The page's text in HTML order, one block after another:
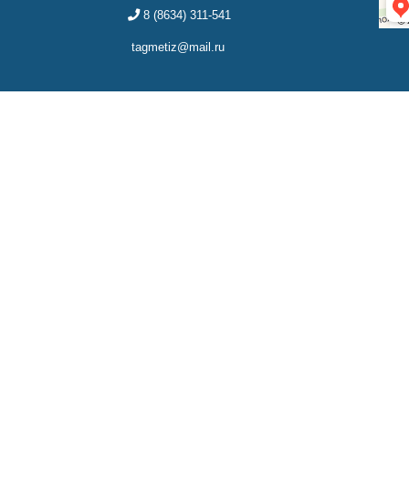
8 (8634) 311-541
tagmetiz@mail.ru